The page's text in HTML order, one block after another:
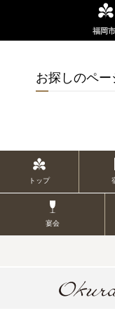
福岡
お探しのペ
トップ
宴会